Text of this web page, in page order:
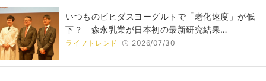
いつものビヒダスヨーグルトで「老化速度」が低
下？ 森永乳業が日本初の最新研究結果…
ライフトレンド 2026/07/30